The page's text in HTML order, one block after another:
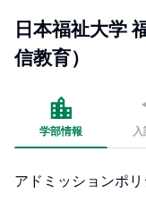
日本福祉大学
信教育）
学部情報 入
アドミッションポ